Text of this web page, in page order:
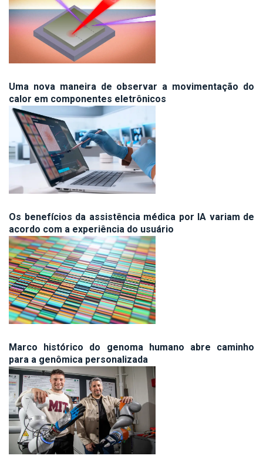
Uma nova maneira de observar a movimentação do
calor em componentes eletrônicos
Os benefícios da assistência médica por IA variam de
acordo com a experiência do usuário
Marco histórico do genoma humano abre caminho
para a genômica personalizada